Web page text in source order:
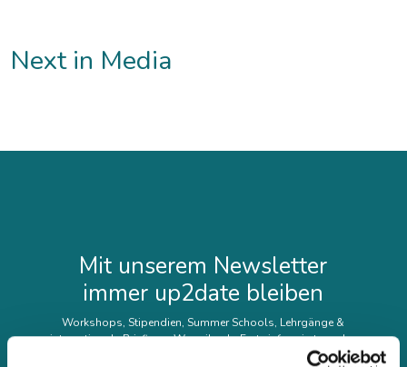
Next in Media
Mit unserem Newsletter
immer up2date bleiben
Workshops, Stipendien, Summer Schools, Lehrgänge &
internationale Briefings: Wenn ihr als Erste informiert werden